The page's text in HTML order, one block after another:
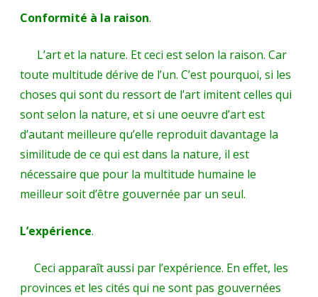
Conformité à la raison.
L’art et la nature. Et ceci est selon la raison. Car
toute multitude dérive de l’un. C’est pourquoi, si les
choses qui sont du ressort de l’art imitent celles qui
sont selon la nature, et si une oeuvre d’art est
d’autant meilleure qu’elle reproduit davantage la
similitude de ce qui est dans la nature, il est
nécessaire que pour la multitude humaine le
meilleur soit d’être gouvernée par un seul.
L’expérience.
Ceci apparaît aussi par l’expérience. En effet, les
provinces et les cités qui ne sont pas gouvernées